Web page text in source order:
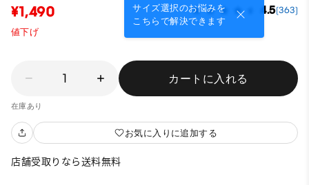
サイズ選択のお悩みを
こちらで解決できます
¥1,490 4.5(363)
値下げ
1 カートに入れる
在庫あり
お気に入りに追加する
店舗受取りなら送料無料